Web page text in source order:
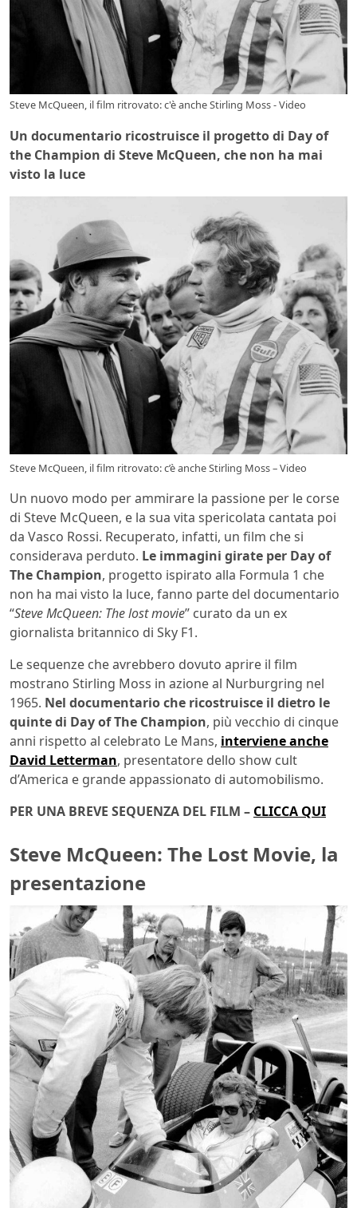
Steve McQueen, il film ritrovato: c'è anche Stirling Moss - Video
Un documentario ricostruisce il progetto di Day of
the Champion di Steve McQueen, che non ha mai
visto la luce
Steve McQueen, il film ritrovato: c’è anche Stirling Moss – Video
Un nuovo modo per ammirare la passione per le corse
di Steve McQueen, e la sua vita spericolata cantata poi
da Vasco Rossi. Recuperato, infatti, un film che si
considerava perduto. Le immagini girate per Day of
The Champion, progetto ispirato alla Formula 1 che
non ha mai visto la luce, fanno parte del documentario
“Steve McQueen: The lost movie” curato da un ex
giornalista britannico di Sky F1.
Le sequenze che avrebbero dovuto aprire il film
mostrano Stirling Moss in azione al Nurburgring nel
1965. Nel documentario che ricostruisce il dietro le
quinte di Day of The Champion, più vecchio di cinque
anni rispetto al celebrato Le Mans, interviene anche
David Letterman, presentatore dello show cult
d’America e grande appassionato di automobilismo.
PER UNA BREVE SEQUENZA DEL FILM – CLICCA QUI
Steve McQueen: The Lost Movie, la
presentazione